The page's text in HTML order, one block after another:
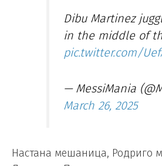
Dibu Martinez
in the middle of
pic.twitter.com/
— MessiMania
March 26, 2025
Настана мешаница, Родриго